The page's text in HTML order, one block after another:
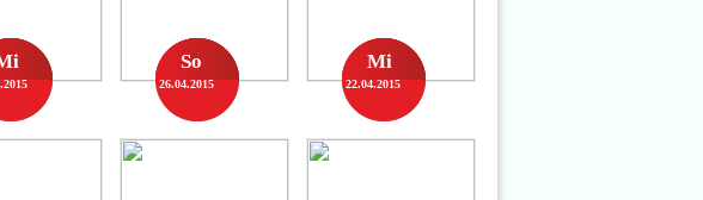
So
26.04.2015
Mi
22.04.2015